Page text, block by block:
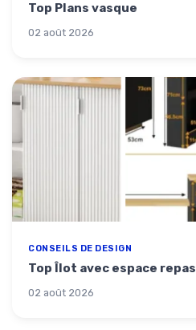
Top Plans vasque
02 août 2026
CONSEILS DE DESIGN
Top Îlot avec espace repas
02 août 2026